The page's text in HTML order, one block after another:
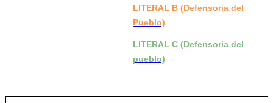
LITERAL B (Defensoria del
Pueblo)
LITERAL C (Defensoria del
pueblo)